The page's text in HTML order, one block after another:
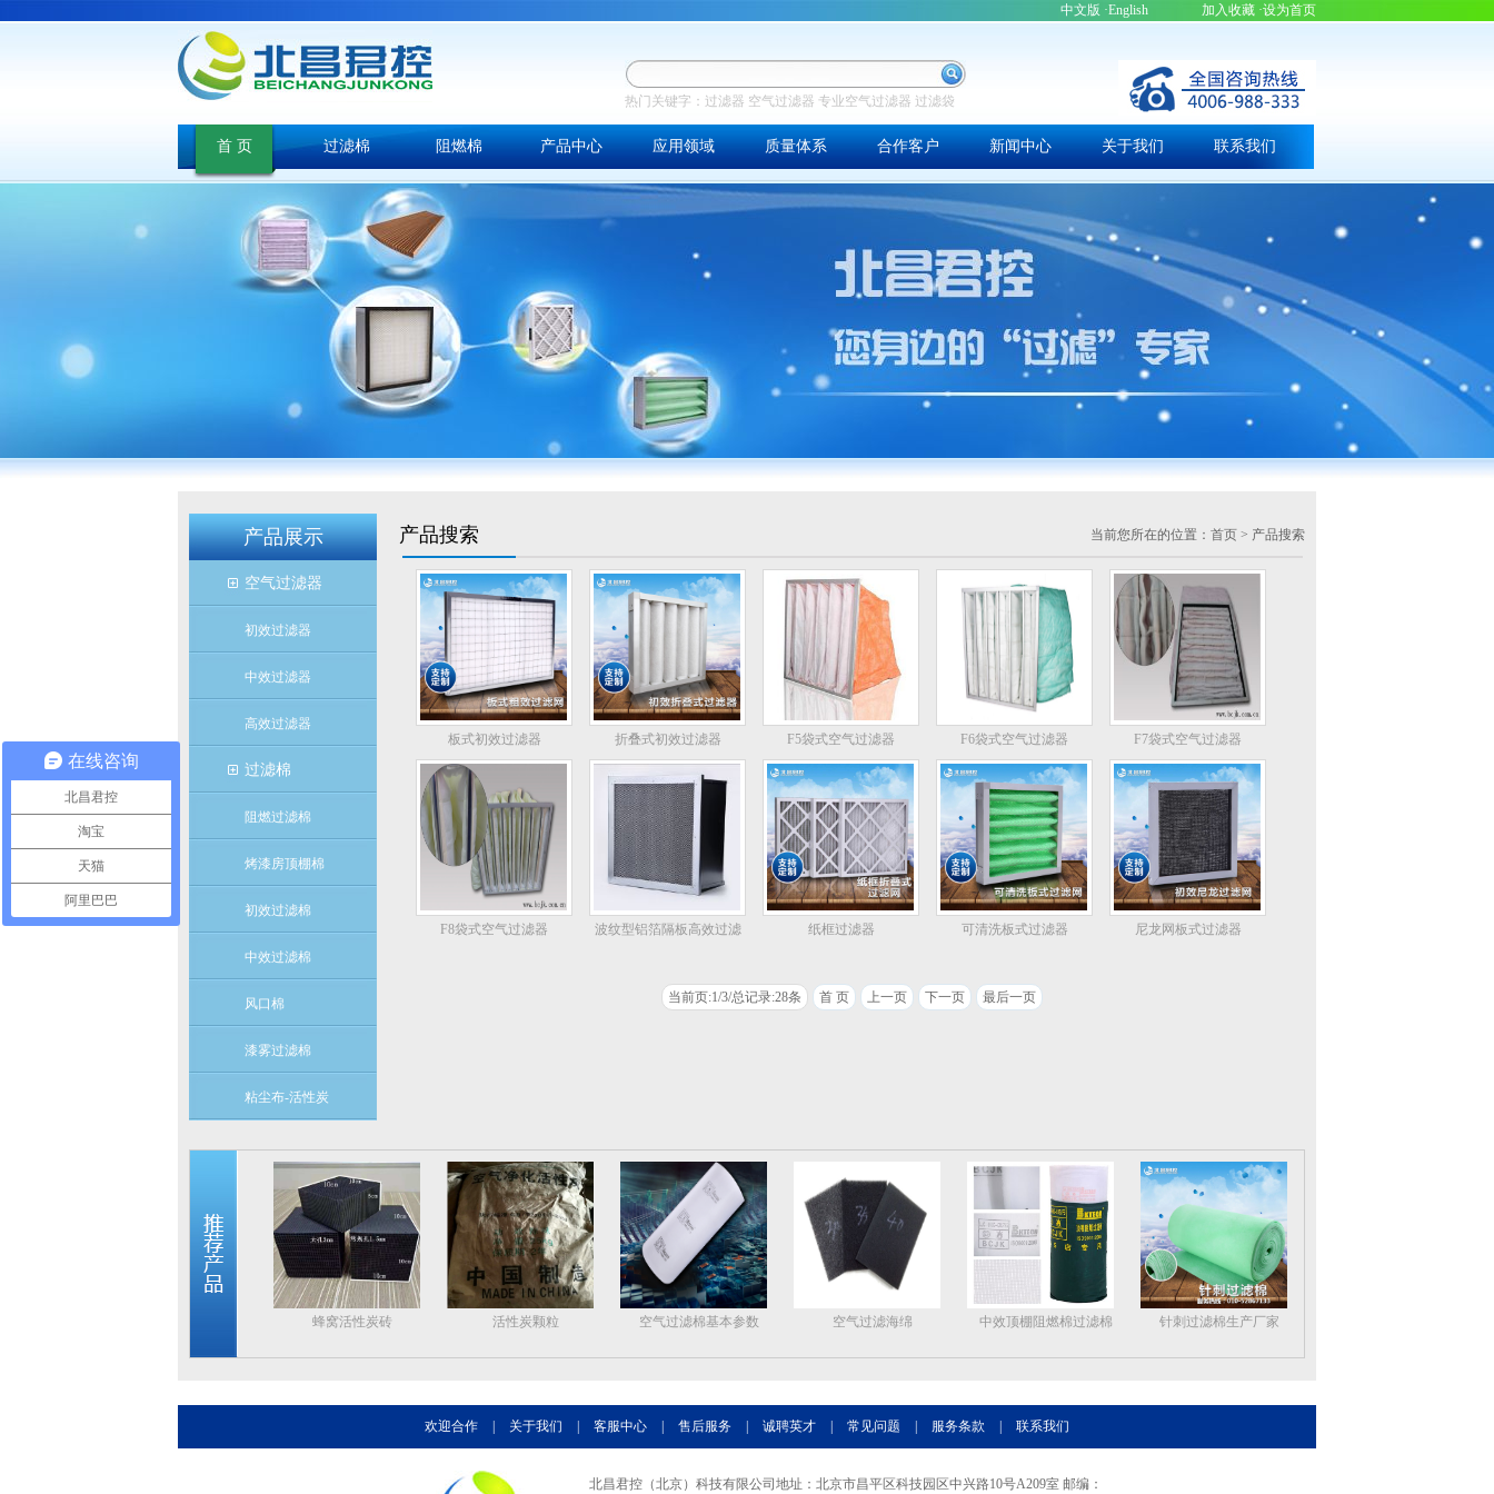
中文版 ·English 加入收藏 ·设为首页
热门关键字： 过滤器 空气过滤器 专业空气过滤器 过滤袋
首 页 过滤棉 阻燃棉 产品中心 应用领域 质量体系 合作客户 新闻中心 关于我们 联系我们
产品展示
空气过滤器
初效过滤器
中效过滤器
高效过滤器
过滤棉
阻燃过滤棉
烤漆房顶棚棉
初效过滤棉
中效过滤棉
风口棉
漆雾过滤棉
粘尘布-活性炭
产品搜索 当前您所在的位置： 首页 > 产品搜索
板式初效过滤器 折叠式初效过滤器 F5袋式空气过滤器 F6袋式空气过滤器 F7袋式空气过滤器
F8袋式空气过滤器
波纹型铝箔隔板高效过滤
纸框过滤器 可清洗板式过滤器 尼龙网板式过滤器
当前页:1/3/总记录:28条 首 页 上一页 下一页 最后一页
蜂窝活性炭砖 活性炭颗粒 空气过滤棉基本参数 空气过滤海绵 中效顶棚阻燃棉过滤棉 针刺过滤棉生产厂家
欢迎合作 关于我们 客服中心 售后服务 诚聘英才 常见问题 服务条款 联系我们
北昌君控（北京）科技有限公司地址：北京市昌平区科技园区中兴路10号A209室 邮编：
在线咨询
北昌君控
淘宝
天猫
阿里巴巴